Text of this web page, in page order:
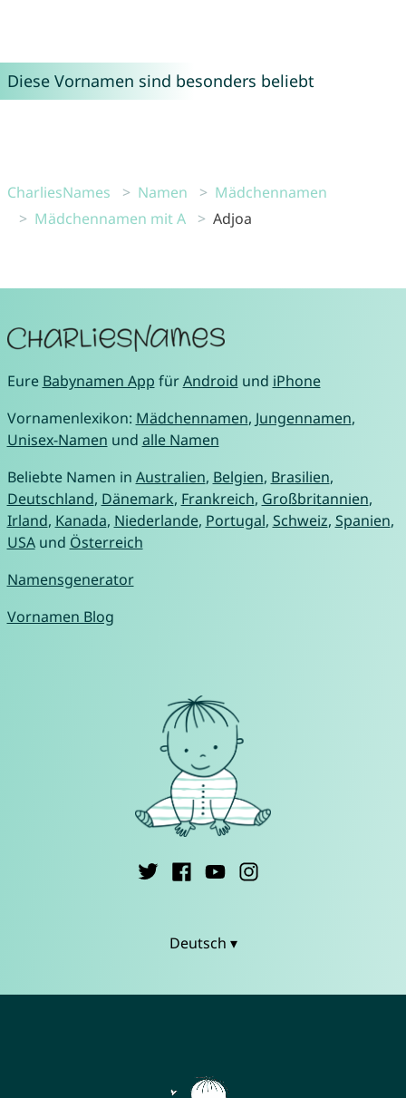
Diese Vornamen sind besonders beliebt
CharliesNames Namen
Mädchennamen
Mädchennamen mit A
Adjoa
Eure Babynamen App fürAndroid und iPhone
Vornamenlexikon: Mädchennamen, Jungennamen,
Unisex-Namen und alle Namen
Beliebte Namen in Australien, Belgien, Brasilien,
Deutschland, Dänemark, Frankreich, Großbritannien,
Irland, Kanada, Niederlande, Portugal, Schweiz, Spanien,
USAund Österreich
Namensgenerator
Vornamen Blog
Deutsch ▾